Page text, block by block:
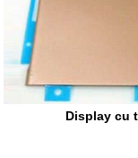
Display cu